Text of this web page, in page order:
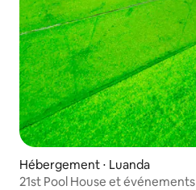
Hébergement ⋅ Luanda
21st Pool House et événements